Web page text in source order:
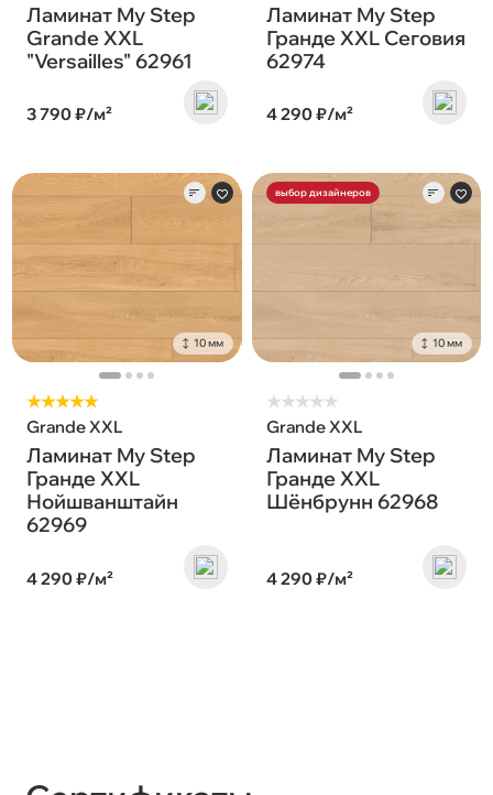
Ламинат My Step
Grande XXL
"Versailles" 62961
3 790 ₽/м²
Ламинат My Step
Гранде XXL Сеговия
62974
4 290 ₽/м²
10 мм
★★★★★
Grande XXL
Ламинат My Step
Гранде XXL
Нойшванштайн
62969
4 290 ₽/м²
выбор дизайнеров
10 мм
★★★★★
Grande XXL
Ламинат My Step
Гранде XXL
Шёнбрунн 62968
4 290 ₽/м²